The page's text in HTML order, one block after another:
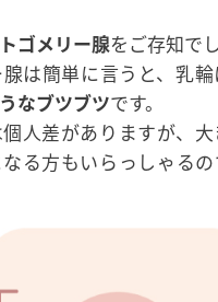
ゴメリー腺をご存知で
は簡単に言うと、乳輪
なブツブツです。
人差がありますが、
る方もいらっしゃる